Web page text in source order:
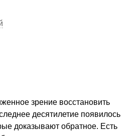
зрение восстановить
десятилетие появилось
доказывают обратное. Есть